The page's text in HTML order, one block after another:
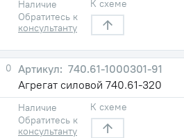
Наличие
Обратитесь к
консультанту
К схеме
0
740.61-1000301-91
Агрегат силовой 740.61-320
Наличие
Обратитесь к
консультанту
К схеме